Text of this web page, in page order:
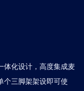
体化设计，高度集成麦
个三脚架架设即可使